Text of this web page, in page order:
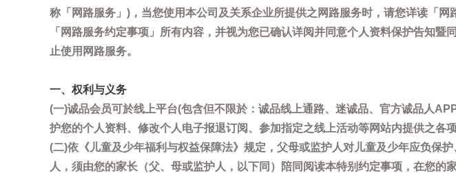
称「网路服务」)，当您使用本公司及关系企业所提供之网路服务时，请您详读「
「网路服务约定事项」所有内容，并视为您已确认详阅并同意个人资料保护告知
止使用网路服务。
一、权利与义务
(一)诚品会员可於线上平台(包含但不限於：诚品线上通路、迷诚品、官方诚品人
护您的个人资料、修改个人电子报退订阅、参加指定之线上活动等网站内提供之各项
(二)依《儿童及少年福利与权益保障法》规定，父母或监护人对儿童及少年应负保
人，须由您的家长（父、母或监护人，以下同）陪同阅读本特别约定事项，在您